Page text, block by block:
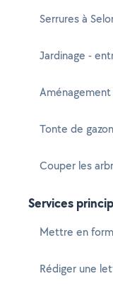
Serrures à
Jardinage -
Tonte de
Couper les
Services
Mettre en
Rédiger une